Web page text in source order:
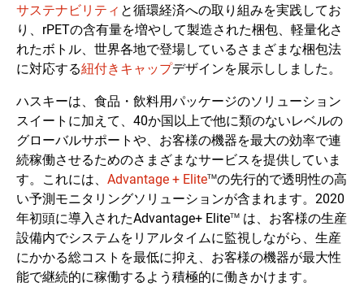
サステナビリティ と循環経済への取り組みを実践してお
り、rPETの含有量を増やして製造された梱包、軽量化さ
れたボトル、世界各地で登場しているさまざまな梱包法
に対応する紐付きキャップデザインを展示ししました。
ハスキーは、食品・飲料用パッケージのソリューション
スイートに加えて、40か国以上で他に類のないレベルの
グローバルサポートや、お客様の機器を最大の効率で連
続稼働させるためのさまざまなサービスを提供していま
す。これには、 Advantage + EliteTMの先行的で透明性の高
い予測モニタリングソリューションが含まれます。2020
年初頭に導入されたAdvantage+ EliteTM は、お客様の生産
設備内でシステムをリアルタイムに監視しながら、生産
にかかる総コストを最低に抑え、お客様の機器が最大性
能で継続的に稼働するよう積極的に働きかけます。